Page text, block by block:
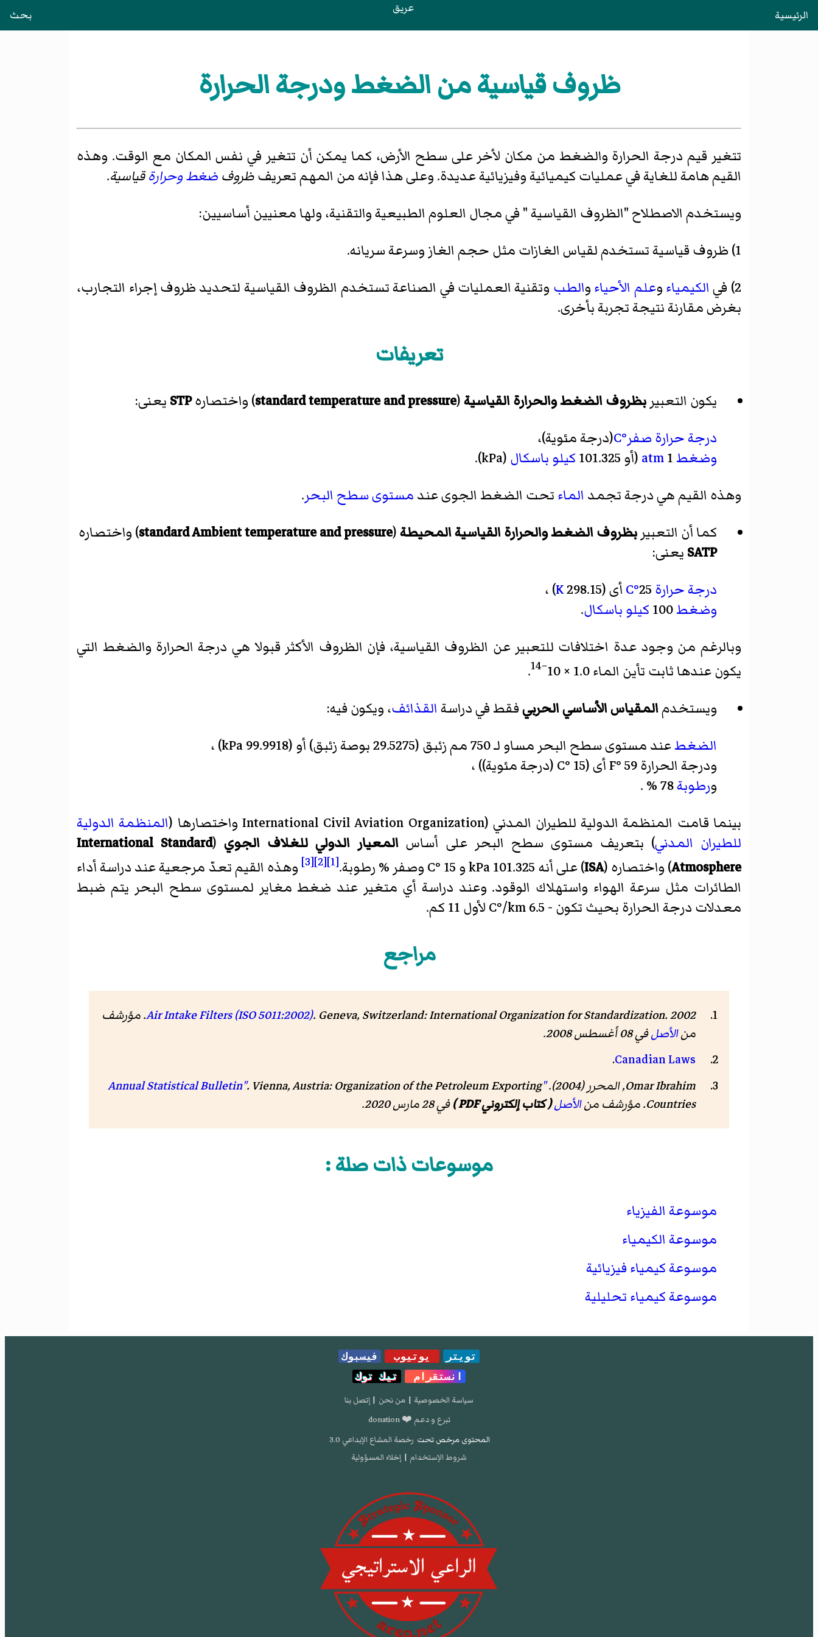
الرئيسية عريق بحث
ظروف قياسية من الضغط ودرجة الحرارة
تتغير قيم درجة الحرارة والضغط من مكان لأخر على سطح الأرض، كما يمكن أن تتغير في نفس المكان مع الوقت. وهذه
القيم هامة للغاية في عمليات كيميائية وفيزيائية عديدة. وعلى هذا فإنه من المهم تعريفظروفضغطوحرارةقياسية.
ويستخدم الاصطلاح "الظروف القياسية " في مجال العلوم الطبيعية والتقنية، ولها معنيين أساسيين:
1) ظروف قياسية تستخدم لقياس الغازات مثل حجم الغاز وسرعة سريانه.
2) في
الكيمياء وعلم الأحياء والطب وتقنية العمليات في الصناعة تستخدم الظروف القياسية لتحديد ظروف إجراء التجارب،
بغرض مقارنة نتيجة تجربة بأخرى.
تعريفات
يكون التعبيربظروف الضغط والحرارة القياسية(
standard temperature and pressure) واختصارهSTP يعنى:
درجة حرارة صفر°C (درجة مئوية)،
وضغط
atm (أو 101.325 كيلو باسكال (kPa).
وهذه القيم هي درجة تجمد الماء تحت الضغط الجوى عند مستوى سطح البحر.
كما أن التعبيربظروف الضغط والحرارة القياسية المحيطة(
standard Ambient temperature and pressure) واختصاره
SATP يعنى:
درجة حرارة
°C أى (298.15 K) ،
وضغط100 كيلو باسكال.
وبالرغم من وجود عدة اختلافات للتعبير عن الظروف القياسية، فإن الظروف الأكثر قبولا هي درجة الحرارة والضغط التي
يكون عندها ثابت تأين الماء1.0 × 10
−14
.
ويستخدمالمقياس الأساسي الحربيفقط في دراسة القذائف، ويكون فيه:
الضغطعند مستوى سطح البحر مساو لـ 750 مم زئبق (29.5275 بوصة زئبق) أو (99.9918 kPa) ،
ودرجة الحرارة 59 °F أى (15 °C (درجة مئوية)) ،
ورطوبة78 % .
بينما قامت المنظمة الدولية للطيران المدني (International Civil Aviation Organization واختصارها (
المنظمة الدولية
للطيران المدني) بتعريف مستوى سطح البحر على أساس المعيار الدولي للغلاف الجوي(
International Standard
Atmosphere) واختصاره (ISA) على أنه 101.325 kPa و 15 °C وصفر % رطوبة. [1]
[2]
[3]
وهذه القيم تعدّ مرجعية عند دراسة أداء
الطائرات مثل سرعة الهواء واستهلاك الوقود. وعند دراسة أي متغير عند ضغط مغاير لمستوى سطح البحر يتم ضبط
معدلات درجة الحرارة بحيث تكون - 6.5 C°/km لأول 11 كم.
مراجع
Air Intake Filters (ISO 5011:2002). Geneva, Switzerland: International Organization for Standardization. 2002. مؤرشف
منالأصلفي 08 أغسطس 2008.
Canadian Laws
.
Omar Ibrahim, المحرر (2004).
"Annual Statistical Bulletin"
. Vienna, Austria: Organization of the Petroleum Exporting
Countries. مؤرشف من
الأصل( كتاب إلكتروني PDF ) في 28 مارس 2020.
موسوعات ذات صلة :
موسوعة الفيزياء
موسوعة الكيمياء
موسوعة كيمياء فيزيائية
موسوعة كيمياء تحليلية
تويتر يوتيوب
فيسبوك
انستقرام
تيك توك
سياسة الخصوصية | من نحن | إتصل بنا
تبرع و دعم ❤️ donation
المحتوى مرخص تحت رخصة المشاع الإبداعي 3.0
شروط الإستخدام | إخلاء المسؤولية